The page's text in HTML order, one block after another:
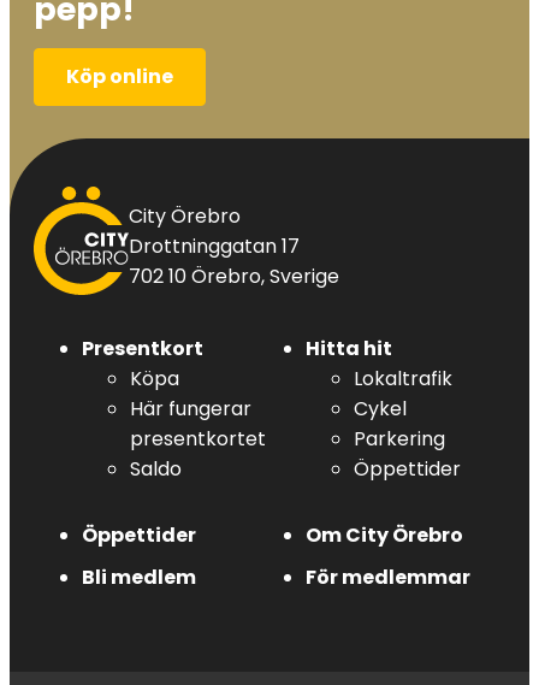
Köp online
City
Örebro
City Örebro
Drottninggatan 17
702 10 Örebro, Sverige
Presentkort
Köpa
Här fungerar
presentkortet
Saldo
Hitta hit
Lokaltrafik
Cykel
Parkering
Öppettider
Öppettider
Om City Örebro
Bli medlem
För medlemmar